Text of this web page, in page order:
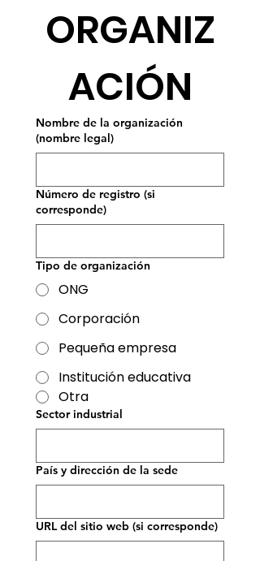
ORGANIZ
ACIÓN
Nombre de la organización
(nombre legal)
Número de registro (si
corresponde)
Tipo de organización
ONG
Corporación
Pequeña empresa
Institución educativa
Otra
Sector industrial
País y dirección de la sede
URL del sitio web (si corresponde)